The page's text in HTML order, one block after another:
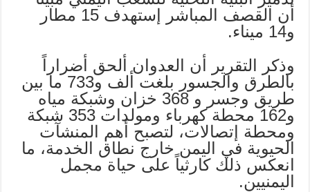
أن القصف المباشر إستهدف 15 مطار
و14 ميناء.
وذكر التقرير أن العدوان ألحق أضراراً
بالطرق والجسور بلغت ألف و733 ما بين
طريق وجسر و 368 خزان وشبكة مياه
و162 محطة كهرباء ومولدات 353 شبكة
ومحطة إتصالات، لتصبح أهم المنشآت
الحيوية في اليمن خارج نطاق الخدمة، ما
انعكس ذلك كارثياً على حياة مجمل
اليمنيين.